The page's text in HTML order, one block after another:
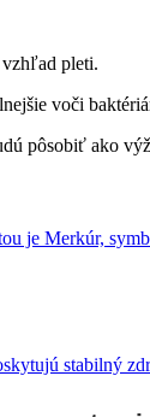
vzhľad pleti.
voči
pôsobiť ako